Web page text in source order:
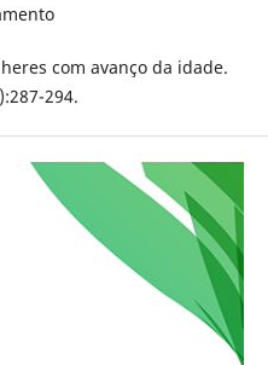
com avanço da idade.
294.